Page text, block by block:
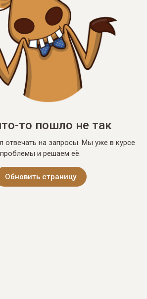
то пошло не так
отвечать на запросы. Мы уже в курсе
проблемы и решаем её.
Обновить страницу